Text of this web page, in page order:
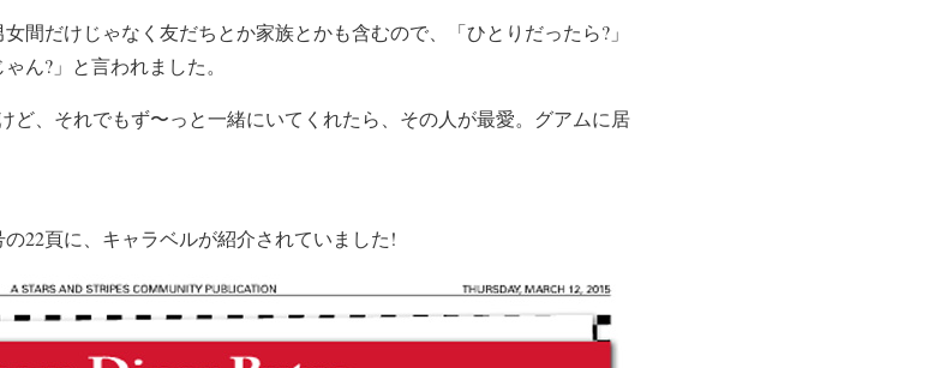
間だけじゃなく友だちとか家族とかも含むので、「ひとりだったら?」
ん?」と言われました。
ど、それでもず〜っと一緒にいてくれたら、その人が最愛。グアムに居
の22頁に、キャラベルが紹介されていました!